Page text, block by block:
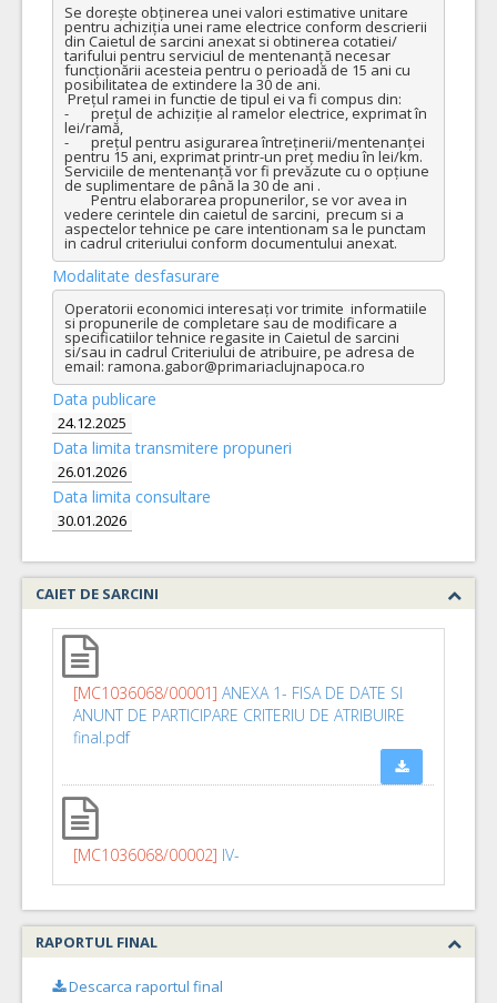
Se dorește obținerea unei valori estimative unitare
pentru achiziția unei rame electrice conform descrierii
din Caietul de sarcini anexat si obtinerea cotatiei/
tarifului pentru serviciul de mentenanță necesar
funcționării acesteia pentru o perioadă de 15 ani cu
posibilitatea de extindere la 30 de ani.
Prețul ramei in functie de tipul ei va fi compus din:
-	prețul de achiziție al ramelor electrice, exprimat în
lei/ramă,
-	prețul pentru asigurarea întreținerii/mentenanței
pentru 15 ani, exprimat printr-un preț mediu în lei/km.
Serviciile de mentenanță vor fi prevăzute cu o opțiune
de suplimentare de până la 30 de ani .
vedere cerintele din caietul de sarcini,  precum si a
aspectelor tehnice pe care intentionam sa le punctam
in cadrul criteriului conform documentului anexat.
Modalitate desfasurare
Operatorii economici interesați vor trimite  informatiile
si propunerile de completare sau de modificare a
specificatiilor tehnice regasite in Caietul de sarcini
si/sau in cadrul Criteriului de atribuire, pe adresa de
email: ramona.gabor@primariaclujnapoca.ro
Data publicare
24.12.2025
Data limita transmitere propuneri
26.01.2026
Data limita consultare
30.01.2026
CAIET DE SARCINI
[MC1036068/00001] ANEXA 1- FISA DE DATE SI
ANUNT DE PARTICIPARE CRITERIU DE ATRIBUIRE
final.pdf
[MC1036068/00002] IV-
19,12,2025.pdf
RAPORTUL FINAL
Descarca raportul final